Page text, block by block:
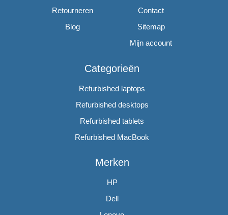
Retourneren
Blog
Contact
Sitemap
Mijn account
Categorieën
Refurbished laptops
Refurbished desktops
Refurbished tablets
Refurbished MacBook
Merken
HP
Dell